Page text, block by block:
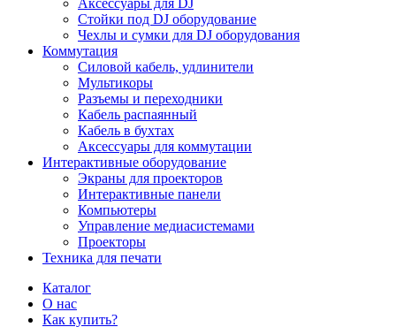
Аксессуары для DJ
Стойки под DJ оборудование
Чехлы и сумки для DJ оборудования
Коммутация
Силовой кабель, удлинители
Мультикоры
Разъемы и переходники
Кабель распаянный
Кабель в бухтах
Аксессуары для коммутации
Интерактивные оборудование
Экраны для проекторов
Интерактивные панели
Компьютеры
Управление медиасистемами
Проекторы
Техника для печати
Каталог
О нас
Как купить?